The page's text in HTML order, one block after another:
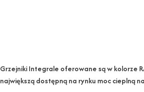
Grzejniki Integrale oferowane są w kolorze
największą dostępną na rynku moc cieplną